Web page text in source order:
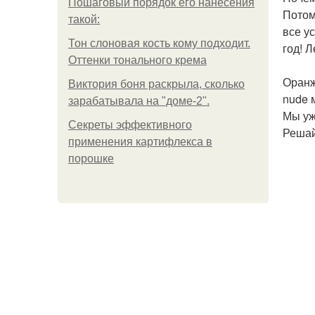
Пошаговый порядок его нанесения
такой:
Тон слоновая кость кому подходит.
Оттенки тонального крема
Виктория боня раскрыла, сколько
зарабатывала на "доме-2".
Секреты эффективного
применения картифлекса в
порошке
все
год!
nude
Мы